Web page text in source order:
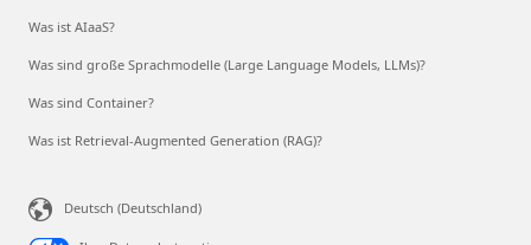
Was ist AIaaS?
Was sind große Sprachmodelle (Large Language Models, LLMs)?
Was sind Container?
Was ist Retrieval-Augmented Generation (RAG)?
Deutsch (Deutschland)